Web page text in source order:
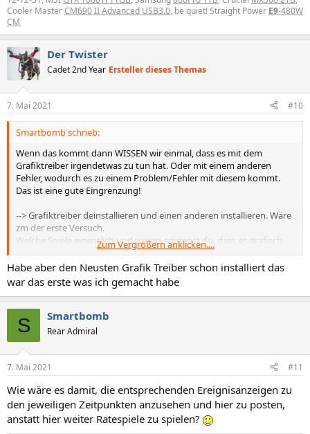
Cooler MasterCM690 II Advanced USB3.0, be quiet! Straight Power E9-480W
CM
Der Twister
Cadet 2nd Year Ersteller dieses Themas
7. Mai 2021 #10
Smartbomb schrieb:
Wenn das kommt dann WISSEN wir einmal, dass es mit dem
Grafiktreiber irgendetwas zu tun hat. Oder mit einem anderen
Fehler, wodurch es zu einem Problem/Fehler mit diesem kommt.
Das ist eine gute Eingrenzung!
--> Grafiktreiber deinstallieren und einen anderen installieren. Wäre
zm der erste Versuch.
Welche Spiele eigentlich und woran erkennst du, dass es grafisch
Zum Vergrößern anklicken....
Habe aber den Neusten Grafik Treiber schon installiert das
war das erste was ich gemacht habe
S Smartbomb
Rear Admiral
7. Mai 2021 #11
Wie wäre es damit, die entsprechenden Ereignisanzeigen zu
den jeweiligen Zeitpunkten anzusehen und hier zu posten,
anstatt hier weiter Ratespiele zu spielen?